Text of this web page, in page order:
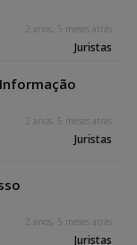
2 anos, 5 meses atrás
Juristas
2 anos, 5 meses atrás
Juristas
2 anos, 5 meses atrás
Juristas